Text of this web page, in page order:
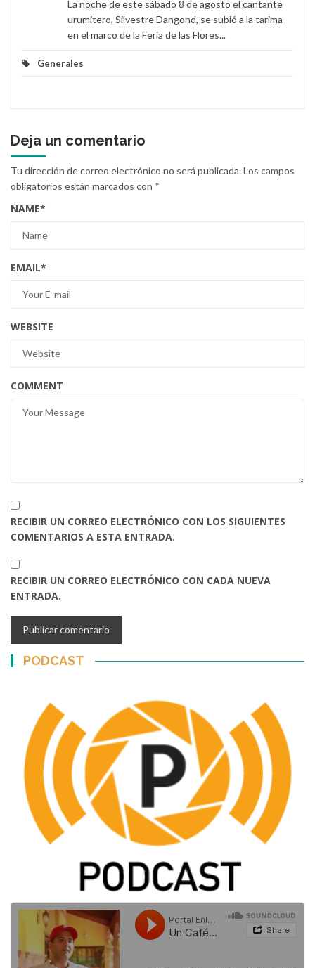
La noche de este sábado 8 de agosto el cantante
urumitero, Silvestre Dangond, se subió a la tarima
en el marco de la Feria de las Flores...
Generales
Deja un comentario
Tu dirección de correo electrónico no será publicada.Los campos
obligatorios están marcados con *
NAME*
EMAIL*
WEBSITE
COMMENT
RECIBIR UN CORREO ELECTRÓNICO CON LOS SIGUIENTES
COMENTARIOS A ESTA ENTRADA.
RECIBIR UN CORREO ELECTRÓNICO CON CADA NUEVA
ENTRADA.
PODCAST